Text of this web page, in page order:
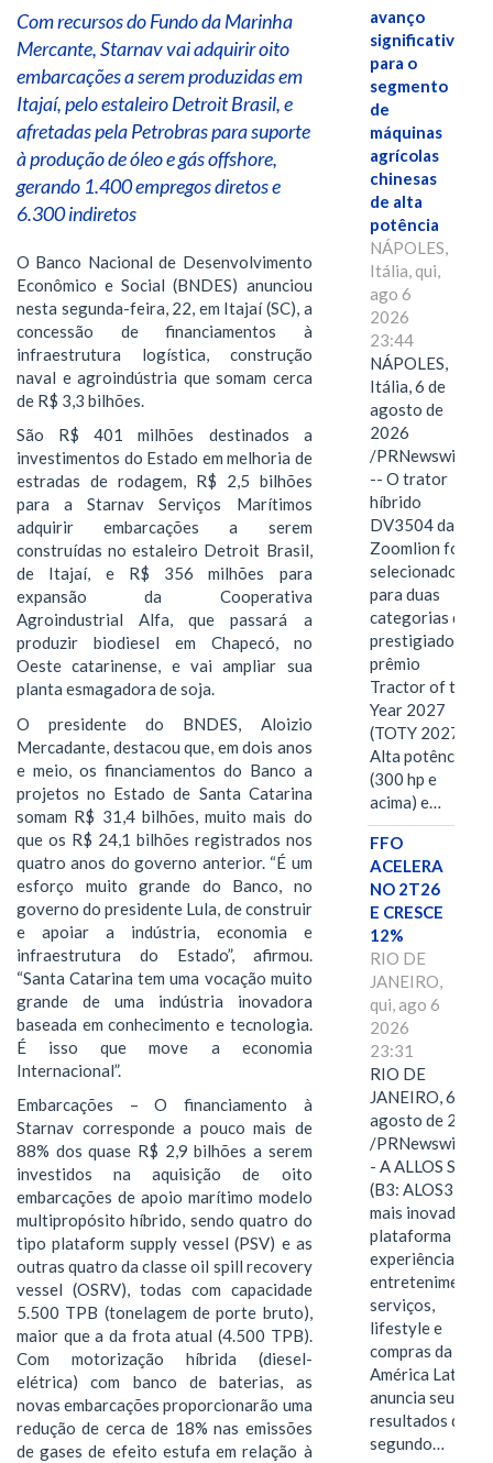
Com recursos do Fundo da Marinha
Mercante, Starnav vai adquirir oito
embarcações a serem produzidas em
Itajaí, pelo estaleiro Detroit Brasil, e
afretadas pela Petrobras para suporte
à produção de óleo e gás offshore,
gerando 1.400 empregos diretos e
6.300 indiretos
O Banco Nacional de Desenvolvimento
Econômico e Social (BNDES) anunciou
nesta segunda-feira, 22, em Itajaí (SC), a
concessão de financiamentos à
infraestrutura logística, construção
naval e agroindústria que somam cerca
de R$ 3,3 bilhões.
São R$ 401 milhões destinados a
investimentos do Estado em melhoria de
estradas de rodagem, R$ 2,5 bilhões
para a Starnav Serviços Marítimos
adquirir embarcações a serem
construídas no estaleiro Detroit Brasil,
de Itajaí, e R$ 356 milhões para
expansão da Cooperativa
Agroindustrial Alfa, que passará a
produzir biodiesel em Chapecó, no
Oeste catarinense, e vai ampliar sua
planta esmagadora de soja.
O presidente do BNDES, Aloizio
Mercadante, destacou que, em dois anos
e meio, os financiamentos do Banco a
projetos no Estado de Santa Catarina
somam R$ 31,4 bilhões, muito mais do
que os R$ 24,1 bilhões registrados nos
quatro anos do governo anterior. “É um
esforço muito grande do Banco, no
governo do presidente Lula, de construir
e apoiar a indústria, economia e
infraestrutura do Estado”, afirmou.
“Santa Catarina tem uma vocação muito
grande de uma indústria inovadora
baseada em conhecimento e tecnologia.
É isso que move a economia
Internacional”.
Embarcações – O financiamento à
Starnav corresponde a pouco mais de
88% dos quase R$ 2,9 bilhões a serem
investidos na aquisição de oito
embarcações de apoio marítimo modelo
multipropósito híbrido, sendo quatro do
tipo plataform supply vessel (PSV) e as
outras quatro da classe oil spill recovery
vessel (OSRV), todas com capacidade
5.500 TPB (tonelagem de porte bruto),
maior que a da frota atual (4.500 TPB).
Com motorização híbrida (diesel-
elétrica) com banco de baterias, as
novas embarcações proporcionarão uma
redução de cerca de 18% nas emissões
de gases de efeito estufa em relação à
avanço
significativo
para o
segmento
de
máquinas
agrícolas
chinesas
de alta
potência
NÁPOLES,
Itália, qui,
ago 6
2026
23:44
NÁPOLES,
Itália, 6 de
agosto de
2026
/PRNewswire/
-- O trator
híbrido
DV3504 da
Zoomlion foi
selecionado
para duas
categorias do
prestigiado
prêmio
Tractor of the
Year 2027
(TOTY 2027:
Alta potência
(300 hp e
acima) e…
FFO
ACELERA
NO 2T26
E CRESCE
12%
RIO DE
JANEIRO,
qui, ago 6
2026
23:31
RIO DE
JANEIRO, 6 de
agosto de 2026
/PRNewswire/ -
- A ALLOS S.A.
(B3: ALOS3), a
mais inovadora
plataforma de
experiências,
entretenimento,
serviços,
lifestyle e
compras da
América Latina
anuncia seus
resultados do
segundo…